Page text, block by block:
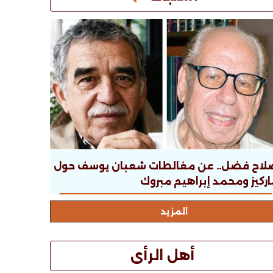
فضل.. عن مغالطات شعبان يوسف حول
ومحمد إبراهيم مبروك
المزيد
أهل الرأى